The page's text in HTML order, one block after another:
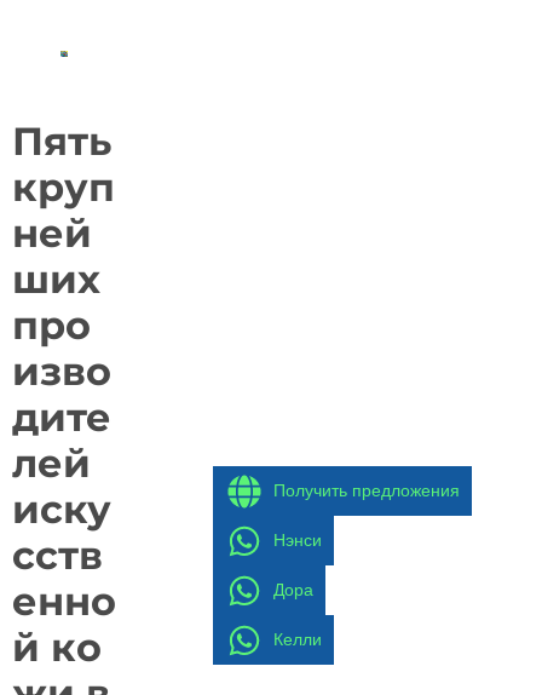
Пять
круп
ней
ших
про
изво
дите
лей
иску
сств
енно
й ко
Получить предложения
Нэнси
Дора
Келли